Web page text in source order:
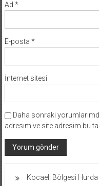
Ad *
E-posta *
İnternet sitesi
Daha sonraki
adresim ve site adresim bu
Kocaeli Bölgesi